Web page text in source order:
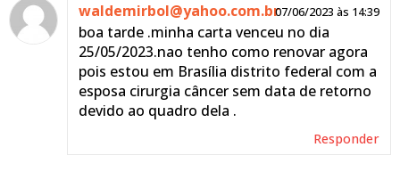
waldemirbol@yahoo.com.br07/06/2023 às 14:39
boa tarde .minha carta venceu no dia
25/05/2023.nao tenho como renovar agora
pois estou em Brasília distrito federal com a
esposa cirurgia câncer sem data de retorno
devido ao quadro dela .
Responder